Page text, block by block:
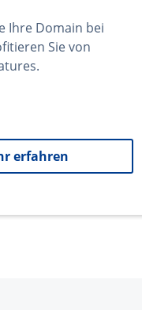
Ihre Domain bei
Sie von
erfahren